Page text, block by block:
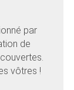
par
de
vôtres !